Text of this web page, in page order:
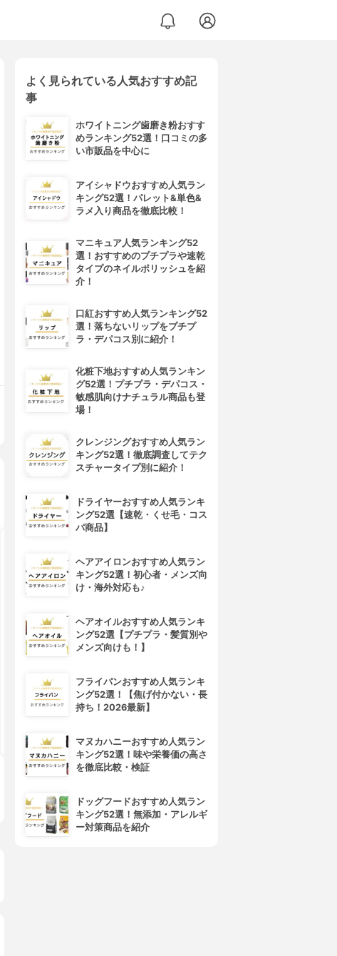
DAISO(ダイソー)
キッチンタオル 綿100％
3.60 (1)
イースポンジワイフ
ベングトカッテン ホワイト/グ
よく見られている人気おすすめ記
事
ホワイトニング歯磨き粉おすす
めランキング52選！口コミの多
い市販品を中心に
アイシャドウおすすめ人気ラン
キング52選！パレット&単色&
ラメ入り商品を徹底比較！
マニキュア人気ランキング52
選！おすすめのプチプラや速乾
タイプのネイルポリッシュを紹
介！
口紅おすすめ人気ランキング52
選！落ちないリップをプチプ
ラ・デパコス別に紹介！
化粧下地おすすめ人気ランキン
グ52選！プチプラ・デパコス・
敏感肌向けナチュラル商品も登
場！
クレンジングおすすめ人気ラン
キング52選！徹底調査してテク
スチャータイプ別に紹介！
ドライヤーおすすめ人気ランキ
ング52選【速乾・くせ毛・コス
パ商品】
ヘアアイロンおすすめ人気ラン
キング52選！初心者・メンズ向
け・海外対応も♪
ヘアオイルおすすめ人気ランキ
ング52選【プチプラ・髪質別や
メンズ向けも！】
フライパンおすすめ人気ランキ
ング52選！【焦げ付かない・長
持ち！2026最新】
マヌカハニーおすすめ人気ラン
キング52選！味や栄養価の高さ
を徹底比較・検証
ドッグフードおすすめ人気ラン
キング52選！無添加・アレルギ
ー対策商品を紹介